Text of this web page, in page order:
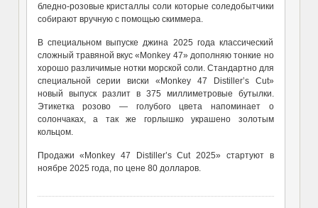
бледно-розовые кристаллы соли которые соледобытчики
собирают вручную с помощью скиммера.
В специальном выпуске джина 2025 года классический
сложный травяной вкус «Monkey 47» дополняю тонкие но
хорошо различимые нотки морской соли. Стандартно для
специальной серии виски «Monkey 47 Distiller’s Cut»
новый выпуск разлит в 375 миллиметровые бутылки.
Этикетка розово — голубого цвета напоминает о
солончаках, а так же горлышко украшено золотым
кольцом.
Продажи «Monkey 47 Distiller’s Cut 2025» стартуют в
ноябре 2025 года, по цене 80 долларов.